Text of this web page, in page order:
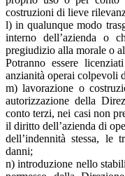
costruzioni di lieve
l) in qualunque modo
interno dell’azienda o
pregiudizio alla morale o
Potranno essere
anzianità operai colpevoli
m) lavorazione o
autorizzazione della
conto terzi, nei casi non
il diritto dell’azienda di
dell’indennità stessa, le
danni;
n) introduzione nello